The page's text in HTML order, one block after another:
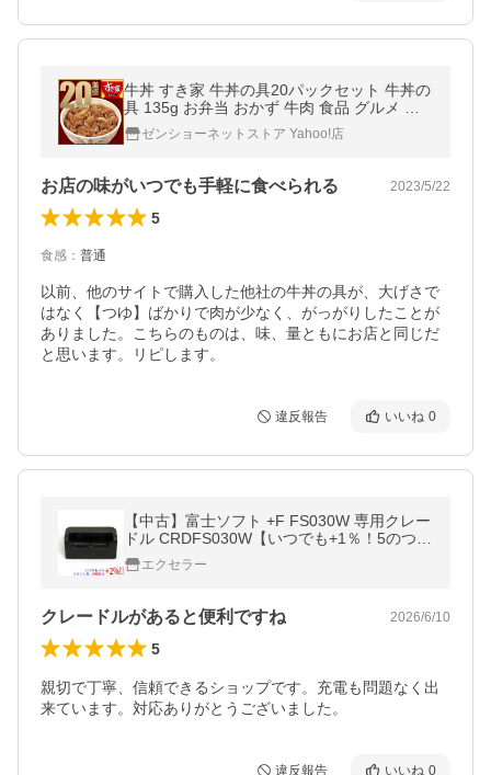
牛丼 すき家 牛丼の具20パックセット 牛丼の
具 135g お弁当 おかず 牛肉 食品 グルメ 宅
配 冷凍食品 ストック 送料無料
ゼンショーネットストア Yahoo!店
お店の味がいつでも手軽に食べられる 2023/5/22
5
食感 ： 普通
以前、他のサイトで購入した他社の牛丼の具が、大げさで
はなく【つゆ】ばかりで肉が少なく、がっがりしたことが
ありました。こちらのものは、味、量ともにお店と同じだ
と思います。リピします。
違反報告 いいね 0
【中古】富士ソフト +F FS030W 専用クレー
ドル CRDFS030W【いつでも+1％！5のつく
日と日曜日は+2%！】 爆買
エクセラー
クレードルがあると便利ですね 2026/6/10
5
親切で丁寧、信頼できるショップです。充電も問題なく出
来ています。対応ありがとうございました。
違反報告 いいね 0